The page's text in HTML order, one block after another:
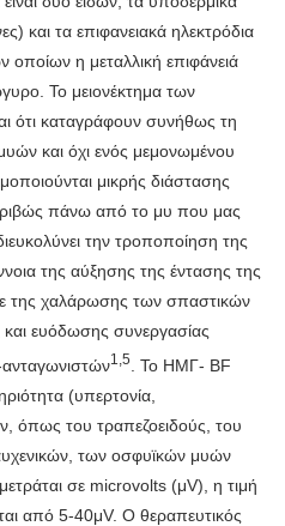
και τα επιφανειακά ηλεκτρόδια
οποίων η μεταλλική επιφάνειά
Το μειονέκτημα των
ότι καταγράφουν συνήθως τη
και όχι ενός μεμονωμένου
μικρής διάστασης
πάνω από το μυ που μας
την τροποποίηση της
της αύξησης της έντασης της
της χαλάρωσης των σπαστικών
ευόδωσης συνεργασίας
1,5
. Το ΗΜΓ- BF
(υπερτονία,
όπως του τραπεζοειδούς, του
των οσφυϊκών μυών
σε microvolts (μV), η τιμή
από 5-40μV. Ο θεραπευτικός